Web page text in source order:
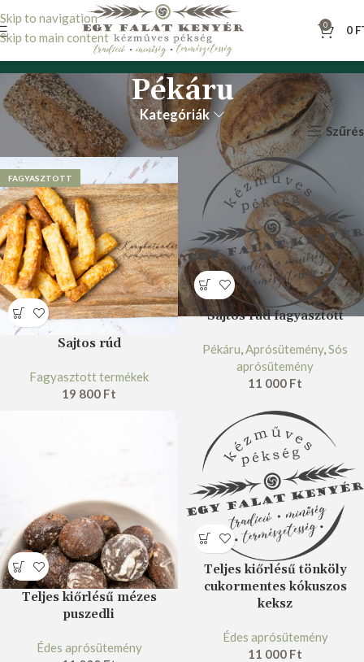
Skip to navigation
Skip to main content
0 0
Pékáru
Kategóriák
Kezdőlap Pékáru Szűrés
FAGYASZTOTT
Sajtos rúd
Fagyasztott termékek
19 800 Ft
Sajtos rúd fagyasztott
Pékáru,Aprósütemény,Sós
aprósütemény
11 000 Ft
Teljes kiőrlésű mézes
puszedli
Édes aprósütemény
Teljes kiőrlésű tönköly
cukormentes kókuszos
keksz
Édes aprósütemény
11 000 Ft